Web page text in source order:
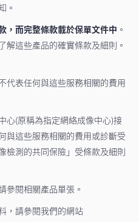
。
，而完整條款載於保單文件中 。
解這些產品的確實條款及細則。
代表任何與這些服務相關的費用
心(原稱為指定網絡成像中心)接
與這些服務相關的費用或診斷受
檢測的共同保險」受條款及細則
參閱相關產品單張。
，請參閱我們的網站